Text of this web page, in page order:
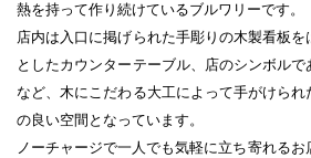
熱を持って作り続けているブルワリーです。
店内は入口に掲げられた手彫りの木製看板を
としたカウンターテーブル、店のシンボル
など、木にこだわる大工によって手がけら
の良い空間となっています。
ノーチャージで一人でも気軽に立ち寄れる